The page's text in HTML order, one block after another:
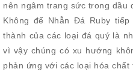
nên ngâm trang sức trong dầu
Không để Nhẫn Đá Ruby
thành của các loại đá quý là
vì vậy chúng có xu hướng
phản ứng với các loại hóa chất